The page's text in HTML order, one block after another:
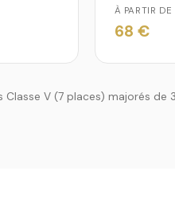
À PARTIR DE
68 €
Classe V (7 places) majorés